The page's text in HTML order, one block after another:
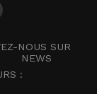
NOUS SUR
NEWS
: